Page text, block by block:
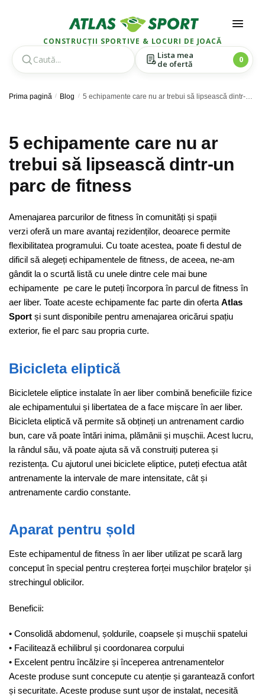
CONSTRUCȚII SPORTIVE & LOCURI DE JOACĂ
Lista mea
de ofertă
0
Prima pagină / Blog / 5 echipamente care nu ar trebui să lipsească dintr-un parc de fitness
5 echipamente care nu ar
trebui să lipsească dintr-un
parc de fitness
Amenajarea parcurilor de fitness în comunități și spații
verzi oferă un mare avantaj rezidenților, deoarece permite
flexibilitatea programului. Cu toate acestea, poate fi destul de
dificil să alegeți echipamentele de fitness, de aceea, ne-am
gândit la o scurtă listă cu unele dintre cele mai bune
echipamente pe care le puteți încorpora în parcul de fitness în
aer liber. Toate aceste echipamente fac parte din ofertaAtlas
Sport și sunt disponibile pentru amenajarea oricărui spațiu
exterior, fie el parc sau propria curte.
Bicicleta eliptică
Bicicletele eliptice instalate în aer liber combină beneficiile fizice
ale echipamentului și libertatea de a face mișcare în aer liber.
Bicicleta eliptică vă permite să obțineți un antrenament cardio
bun, care vă poate întări inima, plămânii și mușchii. Acest lucru,
la rândul său, vă poate ajuta să vă construiți puterea și
rezistența. Cu ajutorul unei biciclete eliptice, puteți efectua atât
antrenamente la intervale de mare intensitate, cât și
antrenamente cardio constante.
Aparat pentru șold
Este echipamentul de fitness în aer liber utilizat pe scară larg
conceput în special pentru creșterea forței mușchilor brațelor și
strechingul oblicilor.
Beneficii:
• Consolidă abdomenul, șoldurile, coapsele și mușchii spatelui
• Facilitează echilibrul și coordonarea corpului
• Excelent pentru încălzire și începerea antrenamentelor
Aceste produse sunt concepute cu atenție și garantează confort
și securitate. Aceste produse sunt ușor de instalat, necesită